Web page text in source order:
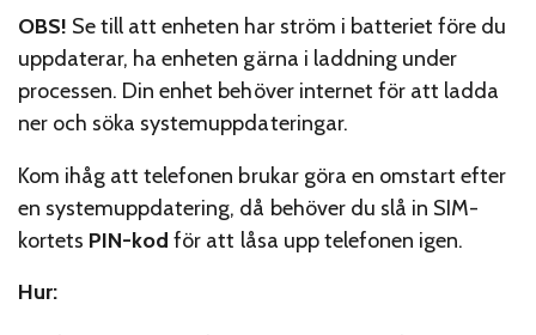
OBS! Se till att enheten har ström i batteriet före du
uppdaterar, ha enheten gärna i laddning under
processen. Din enhet behöver internet för att ladda
ner och söka systemuppdateringar.
Kom ihåg att telefonen brukar göra en omstart efter
en systemuppdatering, då behöver du slå in SIM-
kortets PIN-kod för att låsa upp telefonen igen.
Hur: